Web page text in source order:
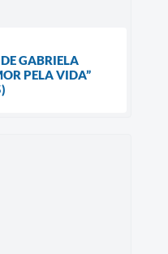
GABRIELA
PELA VIDA”